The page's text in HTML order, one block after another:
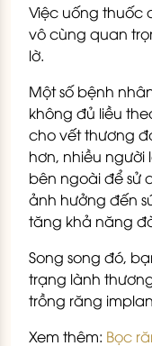
Việc uống thuốc
vô cùng quan
lờ.
Một số bệnh
không đủ liều
cho vết thương
hơn, nhiều
bên ngoài để sử
ảnh hưởng đến
tăng khả năng
Song song đó,
trạng lành
trồng răng
Xem thêm: Bọc